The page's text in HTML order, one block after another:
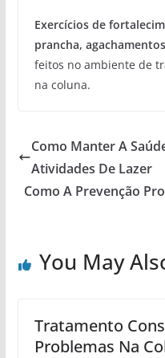
Exercícios de
prancha,
feitos no ambiente de
na coluna.
Como Manter A
Atividades De Lazer
Como A Prevenção
You May
Tratamento
Problemas Na